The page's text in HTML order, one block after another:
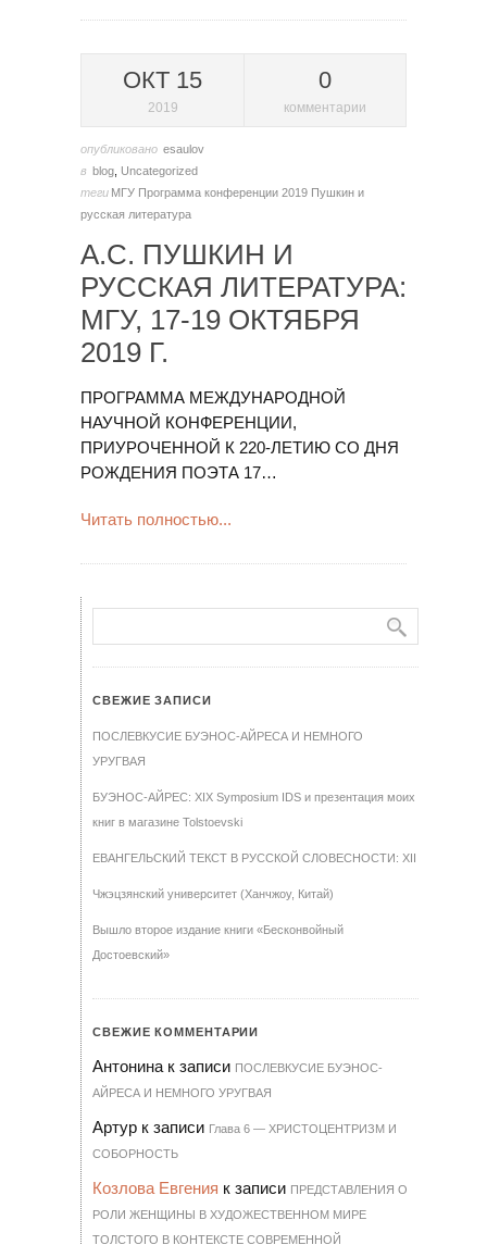
ОКТ 15
2019
0
комментарии
опубликовано esaulov
в blog Uncategorized
теги МГУ Программа конференции 2019 Пушкин и
русская литература
А.С. ПУШКИН И
РУССКАЯ ЛИТЕРАТУРА:
МГУ, 17-19 ОКТЯБРЯ
2019 Г.
ПРОГРАММА МЕЖДУНАРОДНОЙ
НАУЧНОЙ КОНФЕРЕНЦИИ,
ПРИУРОЧЕННОЙ К 220-ЛЕТИЮ СО ДНЯ
РОЖДЕНИЯ ПОЭТА 17…
Читать полностью...
СВЕЖИЕ ЗАПИСИ
ПОСЛЕВКУСИЕ БУЭНОС-АЙРЕСА И НЕМНОГО
УРУГВАЯ
БУЭНОС-АЙРЕС: XIX Symposium IDS и презентация моих
книг в магазине Tolstoevski
ЕВАНГЕЛЬСКИЙ ТЕКСТ В РУССКОЙ СЛОВЕСНОСТИ: XII
Чжэцзянский университет (Ханчжоу, Китай)
Вышло второе издание книги «Бесконвойный
Достоевский»
СВЕЖИЕ КОММЕНТАРИИ
Антонина к записи ПОСЛЕВКУСИЕ БУЭНОС-
АЙРЕСА И НЕМНОГО УРУГВАЯ
Артур к записи Гла­ва 6 — ХРИ­С­ТО­ЦЕН­Т­РИЗМ И
СО­БОР­НОСТЬ
Козлова Евгения к записи ПРЕДСТАВЛЕНИЯ О
РОЛИ ЖЕНЩИНЫ В ХУДОЖЕСТВЕННОМ МИРЕ
ТОЛСТОГО В КОНТЕКСТЕ СОВРЕМЕННОЙ